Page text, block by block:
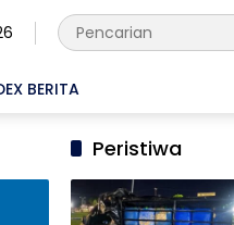
BERITA
Peristiwa